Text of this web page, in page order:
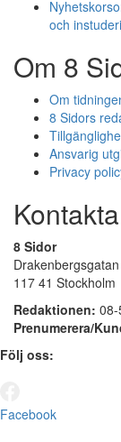
och
Om 8
Om
8 Sidors
Ansvarig
Privacy
8 Sidor
117 41 Stockholm
Redaktionen:
Prenumerera/
Följ oss:
Facebook